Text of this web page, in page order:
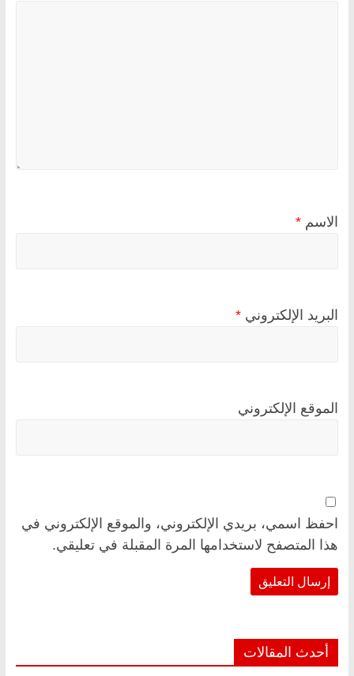
الاسم *
البريد الإلكتروني *
الموقع الإلكتروني
احفظ اسمي، بريدي الإلكتروني، والموقع الإلكتروني في
هذا المتصفح لاستخدامها المرة المقبلة في تعليقي.
أحدث المقالات